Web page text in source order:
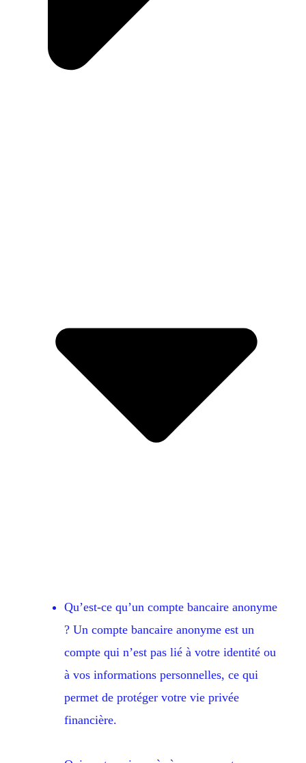
Qu’est-ce qu’un compte bancaire anonyme
? Un compte bancaire anonyme est un
compte qui n’est pas lié à votre identité ou
à vos informations personnelles, ce qui
permet de protéger votre vie privée
financière.